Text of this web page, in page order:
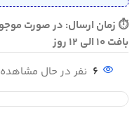
بافت 10 الی 12 روز
6 نفر در حال